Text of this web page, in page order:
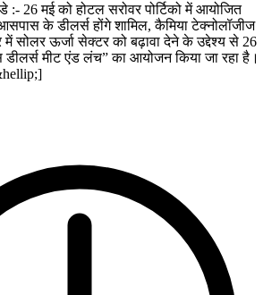
:- 26 मई को होटल सरोवर पोर्टिको में आयोजित
के डीलर्स होंगे शामिल, कैमिया टेक्नोलॉजीज
में सोलर ऊर्जा सेक्टर को बढ़ावा देने के उद्देश्य से 26
डीलर्स मीट एंड लंच” का आयोजन किया जा रहा है।